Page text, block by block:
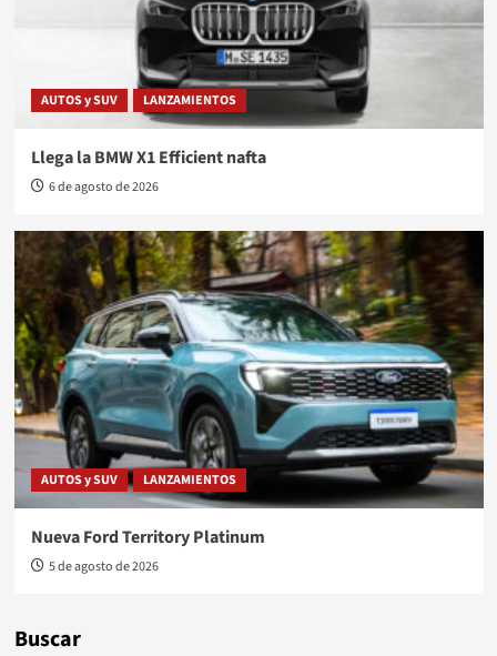
AUTOS y SUV LANZAMIENTOS
Llega la BMW X1 Efficient nafta
6 de agosto de 2026
AUTOS y SUV LANZAMIENTOS
Nueva Ford Territory Platinum
5 de agosto de 2026
Buscar